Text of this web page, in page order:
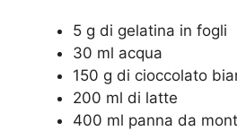
5 g di gelatina in fogli
30 ml acqua
150 g di cioccolato
200 ml di latte
400 ml panna da